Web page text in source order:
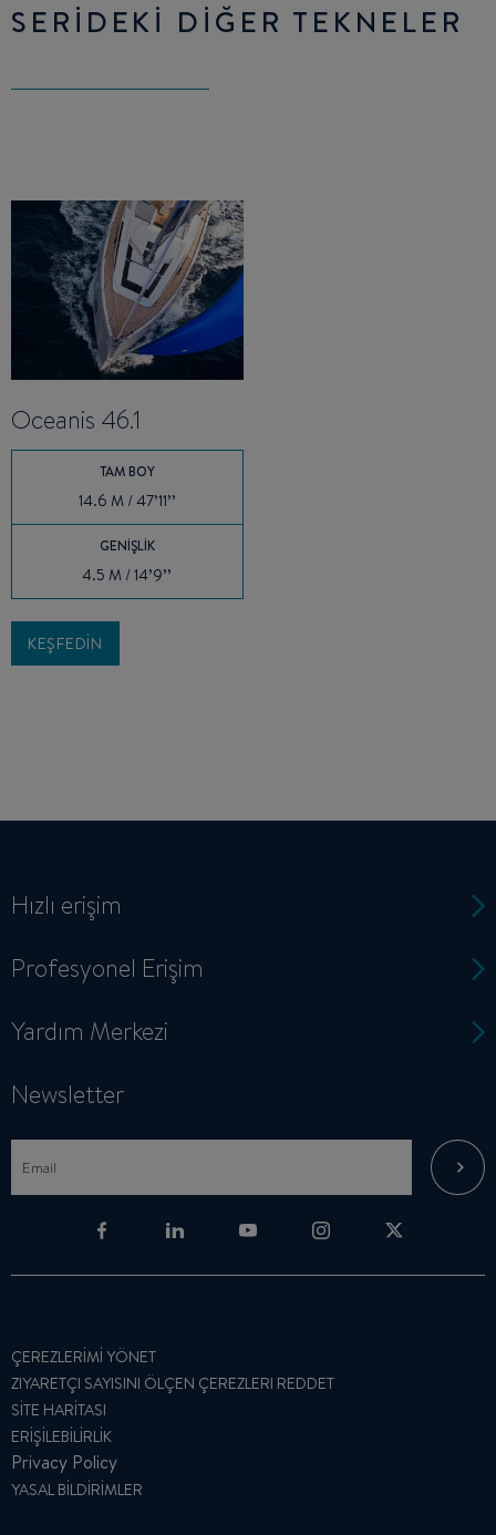
SERIDEKI DIĞER TEKNELER
Oceanis 46.1
TAM BOY
14.6 M / 47’11’’
GENIŞLIK
4.5 M / 14’9’’
KEŞFEDIN
Hızlı erişim
Profesyonel Erişim
Yardım Merkezi
Newsletter
ÇEREZLERIMI YÖNET
ZIYARETÇI SAYISINI ÖLÇEN ÇEREZLERI REDDET
SITE HARITASI
ERIŞILEBILIRLIK
Privacy Policy
YASAL BILDIRIMLER